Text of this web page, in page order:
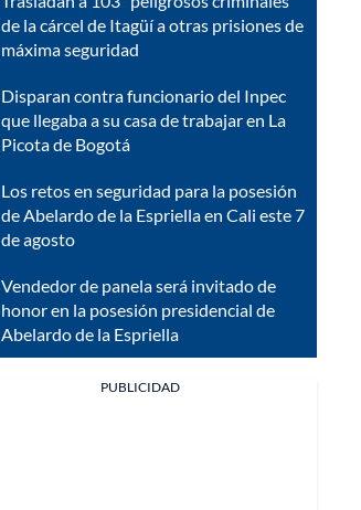
de la cárcel de Itagüí a otras prisiones de
máxima seguridad
Disparan contra funcionario del Inpec
que llegaba a su casa de trabajar en La
Picota de Bogotá
Los retos en seguridad para la posesión
de Abelardo de la Espriella en Cali este 7
de agosto
Vendedor de panela será invitado de
honor en la posesión presidencial de
Abelardo de la Espriella
PUBLICIDAD